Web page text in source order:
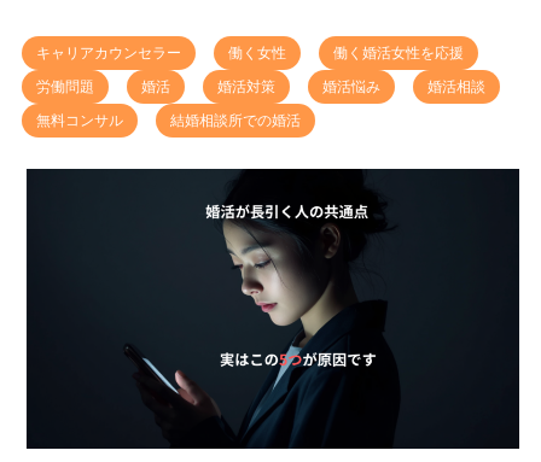
キャリアカウンセラー 働く女性
働く婚活女性を応援
労働問題
婚活 婚活対策 婚活悩み
婚活相談
無料コンサル
結婚相談所での婚活